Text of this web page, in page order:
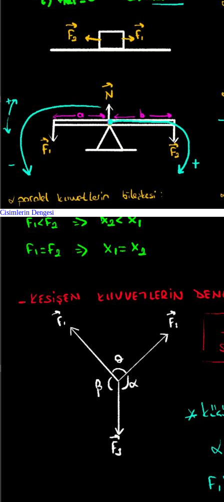
Cisimlerin Dengesi